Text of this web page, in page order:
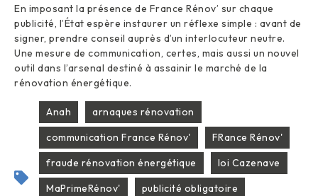
En imposant la présence de France Rénov’ sur chaque
publicité, l’État espère instaurer un réflexe simple : avant de
signer, prendre conseil auprès d’un interlocuteur neutre.
Une mesure de communication, certes, mais aussi un nouvel
outil dans l’arsenal destiné à assainir le marché de la
rénovation énergétique.
Anah
arnaques rénovation
communication France Rénov'
FRance Rénov'
fraude rénovation énergétique
loi Cazenave
MaPrimeRénov'
publicité obligatoire